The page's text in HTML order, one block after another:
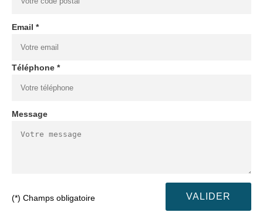
Email *
Téléphone *
Message
(*) Champs obligatoire